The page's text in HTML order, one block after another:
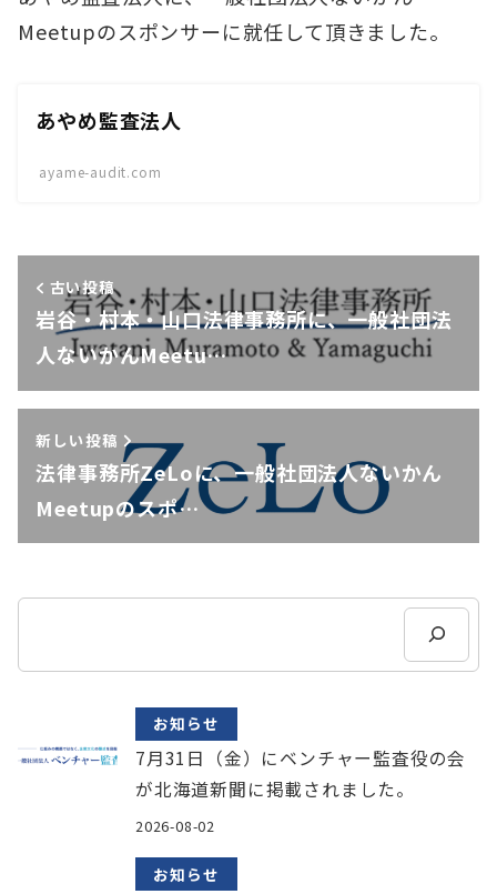
Meetupのスポンサーに就任して頂きました。
あやめ監査法人
ayame-audit.com
古い投稿
岩谷・村本・山口法律事務所に、一般社団法
人ないかんMeetu…
新しい投稿
法律事務所ZeLoに、一般社団法人ないかん
Meetupのスポ…
お知らせ
7月31日（金）にベンチャー監査役の会
が北海道新聞に掲載されました。
2026-08-02
お知らせ